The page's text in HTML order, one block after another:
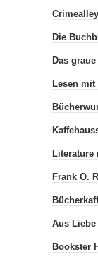
Crimealley
Die
Das
Lesen
Literature
Frank O.
Aus
Bookster